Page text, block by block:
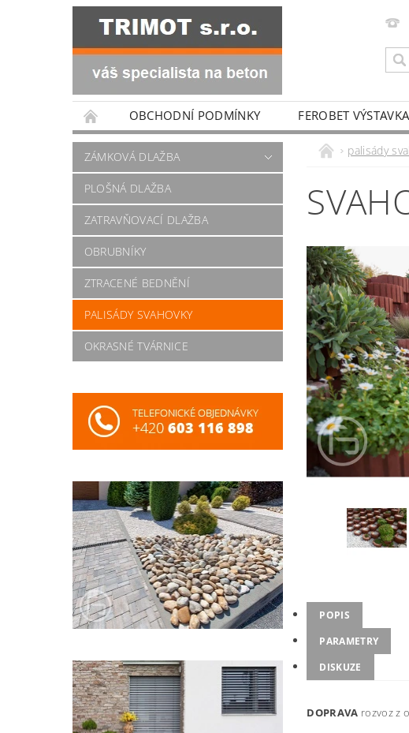
OBCHODNÍ PODMÍNKY FEROBET VÝSTAVKA
ZÁMKOVÁ DLAŽBA
PLOŠNÁ DLAŽBA
ZATRAVŇOVACÍ DLAŽBA
OBRUBNÍKY
ZTRACENÉ BEDNĚNÍ
PALISÁDY SVAHOVKY
OKRASNÉ TVÁRNICE
palisády
POPIS
PARAMETRY
DISKUZE
DOPRAVA rozvoz z